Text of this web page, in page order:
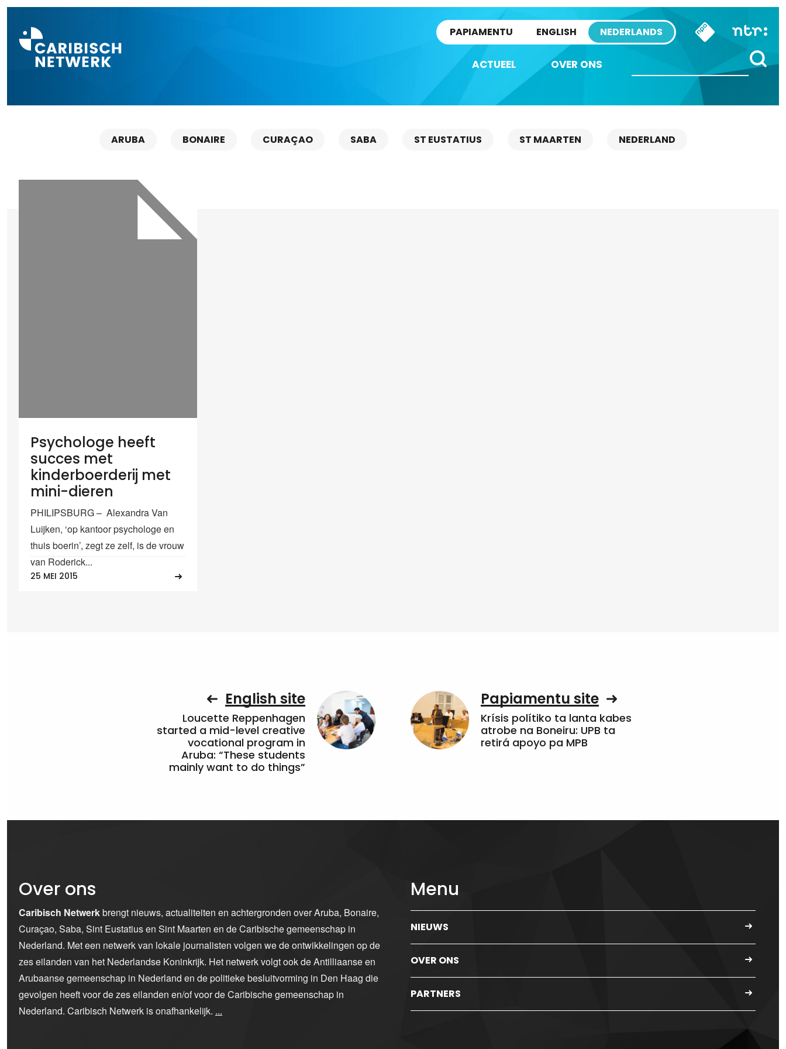
PAPIAMENTU ENGLISH NEDERLANDS
ACTUEEL OVER ONS
ARUBA BONAIRE CURAÇAO SABA ST EUSTATIUS ST MAARTEN NEDERLAND
Psychologe heeft
succes met
kinderboerderij met
mini-dieren
PHILIPSBURG – Alexandra Van
Luijken, ‘op kantoor psychologe en
thuis boerin’, zegt ze zelf, is de vrouw
van Roderick...
25 MEI 2015
English site
Loucette Reppenhagen
started a mid-level creative
vocational program in
Aruba: “These students
mainly want to do things”
Papiamentu site
Krísis polítiko ta lanta kabes
atrobe na Boneiru: UPB ta
retirá apoyo pa MPB
Over ons
Caribisch Netwerkbrengt nieuws, actualiteiten en achtergronden over Aruba, Bonaire,
Curaçao, Saba, Sint Eustatius en Sint Maarten en de Caribische gemeenschap in
Nederland. Met een netwerk van lokale journalisten volgen we de ontwikkelingen op de
zes eilanden van het Nederlandse Koninkrijk. Het netwerk volgt ook de Antilliaanse en
Arubaanse gemeenschap in Nederland en de politieke besluitvorming in Den Haag die
gevolgen heeft voor de zes eilanden en/of voor de Caribische gemeenschap in
Nederland. Caribisch Netwerk is onafhankelijk. ...
Menu
NIEUWS
OVER ONS
PARTNERS